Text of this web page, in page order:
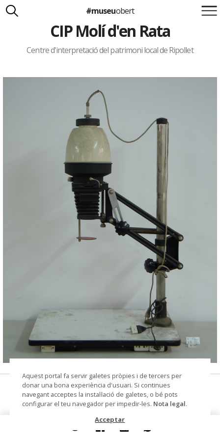
Suma't a la iniciativa
Carlota Royo
Francesca Barcellona
#museuobert
CIP Molí d'en Rata
Centre d'interpretació del patrimoni local de Ripollet
© CIP Molí d'en Rata
ampliadora
Datació segle XX
Aquest portal fa servir galetes pròpies i de tercers per
donar una bona experiència d'usuari. Si continues
navegant acceptes la instal·lació de galetes, o bé pots
configurar el teu navegador per impedir-les. Nota legal.
Acceptar